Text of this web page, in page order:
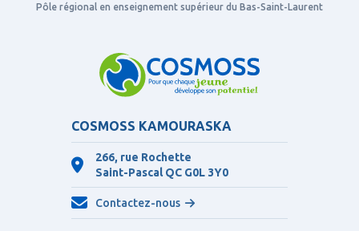
Pôle régional en enseignement supérieur du Bas-Saint-Laurent
COSMOSS KAMOURASKA
266, rue Rochette
Saint-Pascal QC G0L 3Y0
Contactez-nous